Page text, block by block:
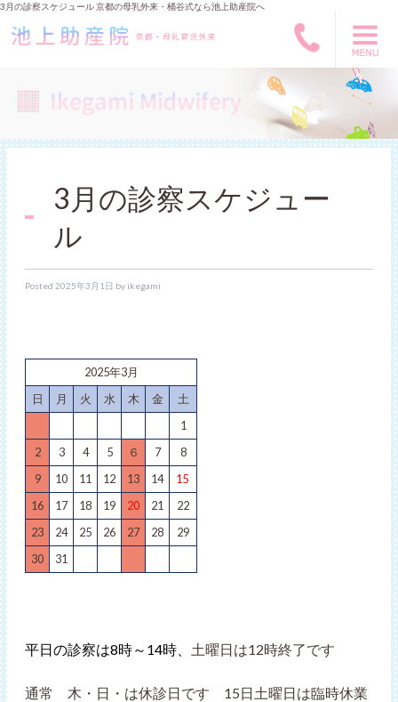
3月の診察スケジュール 京都の母乳外来・桶谷式なら池上助産院へ
3月の診察スケジュー
ル
Posted 2025年3月1日 by ikegami
2025年3月
日
月 火 水 木 金
土
1
2
3 4 5 ６ 7
8
9
10 11 12 13 14
15
16
17 18 19 20 21
22
23
24 25 26 27 28
29
30
31
平日の診察は8時～14時、 土曜日は12時終了です
通常 木・日・は休診日です 15日土曜日は臨時休業